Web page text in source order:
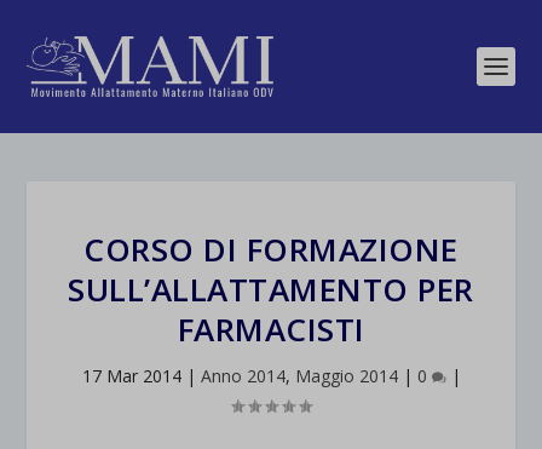
CORSO DI FORMAZIONE
SULL’ALLATTAMENTO PER
FARMACISTI
17 Mar 2014| Anno 2014, Maggio 2014| 0 |